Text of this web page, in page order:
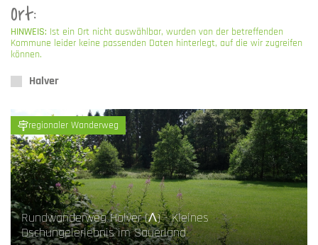
Ort:
HINWEIS: Ist ein Ort nicht auswählbar, wurden von der betreffenden
Kommune leider keine passenden Daten hinterlegt, auf die wir zugreifen
können.
Halver
regionaler Wanderweg
Rundwanderweg Halver (Λ) - Kleines
Dschungelerlebnis im Sauerland